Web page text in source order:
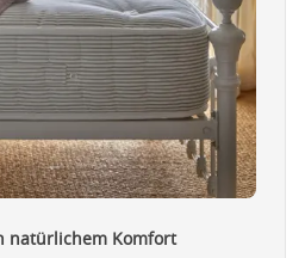
natürlichem Komfort